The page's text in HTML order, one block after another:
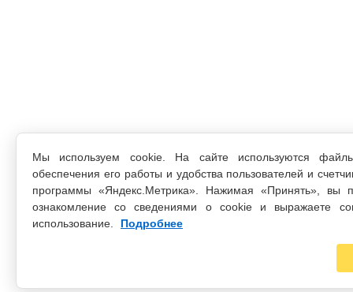
Мы используем cookie. На сайте используются
обеспечения его работы и удобства пользователей и
программы «Яндекс.Метрика». Нажимая «Принять», вы
ознакомление со сведениями о cookie и выражаете
использование.
Подробнее